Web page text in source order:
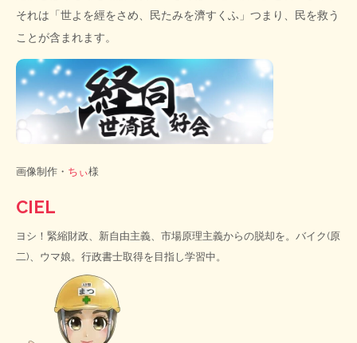
それは「世よを經をさめ、民たみを濟すくふ」つまり、民を救う
ことが含まれます。
画像制作・ ちぃ様
CIEL
ヨシ！緊縮財政、新自由主義、市場原理主義からの脱却を。バイク(原
二)、ウマ娘。行政書士取得を目指し学習中。